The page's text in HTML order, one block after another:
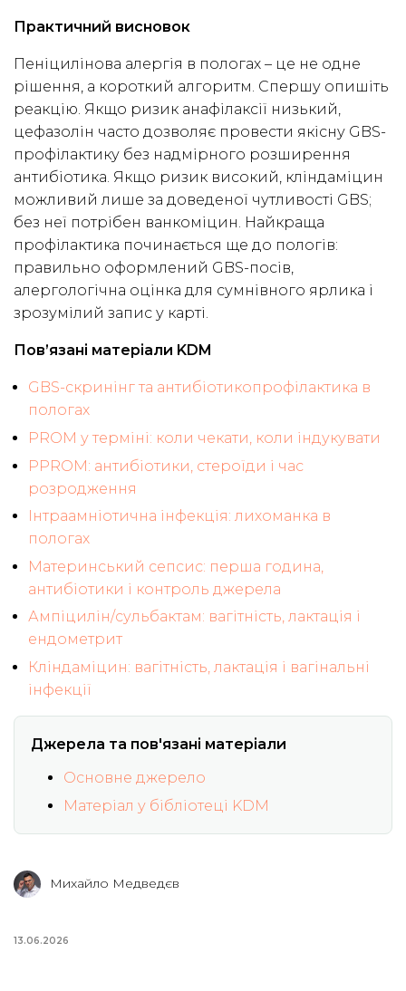
Практичний висновок
Пеніцилінова алергія в пологах – це не одне
рішення, а короткий алгоритм. Спершу опишіть
реакцію. Якщо ризик анафілаксії низький,
цефазолін часто дозволяє провести якісну GBS-
профілактику без надмірного розширення
антибіотика. Якщо ризик високий, кліндаміцин
можливий лише за доведеної чутливості GBS;
без неї потрібен ванкоміцин. Найкраща
профілактика починається ще до пологів:
правильно оформлений GBS-посів,
алергологічна оцінка для сумнівного ярлика і
зрозумілий запис у карті.
Пов’язані матеріали KDM
GBS-скринінг та антибіотикопрофілактика в
пологах
PROM у терміні: коли чекати, коли індукувати
PPROM: антибіотики, стероїди і час
розродження
Інтраамніотична інфекція: лихоманка в
пологах
Материнський сепсис: перша година,
антибіотики і контроль джерела
Ампіцилін/сульбактам: вагітність, лактація і
ендометрит
Кліндаміцин: вагітність, лактація і вагінальні
інфекції
Джерела та пов'язані матеріали
Основне джерело
Матеріал у бібліотеці KDM
Михайло Медведєв
13.06.2026